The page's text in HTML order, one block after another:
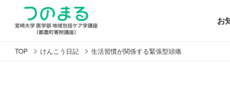
お
TOP けんこう日記 生活習慣が関係する緊張型頭痛